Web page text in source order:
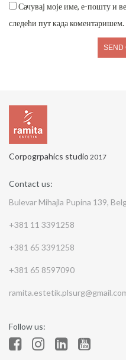
Сачувај моје име, е-пошту и
следећи пут када коментаришем.
Corpogrpahics studio 2017
Contact us:
Bulevar Mihajla Pupina 139,
+381 11 3391258
+381 65 3391258
+381 65 8597090
Follow us: